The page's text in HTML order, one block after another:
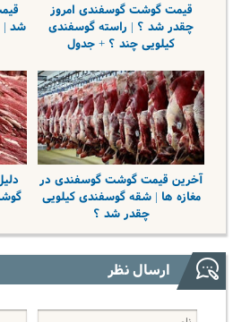
قیمت گوشت گوسفندی امروز
چقدر شد ؟ | راسته گوسفندی
کیلویی چند ؟ + جدول
شد |
آخرین قیمت گوشت گوسفندی در
مغازه ها | شقه گوسفندی کیلویی
چقدر شد ؟
ارسال نظر